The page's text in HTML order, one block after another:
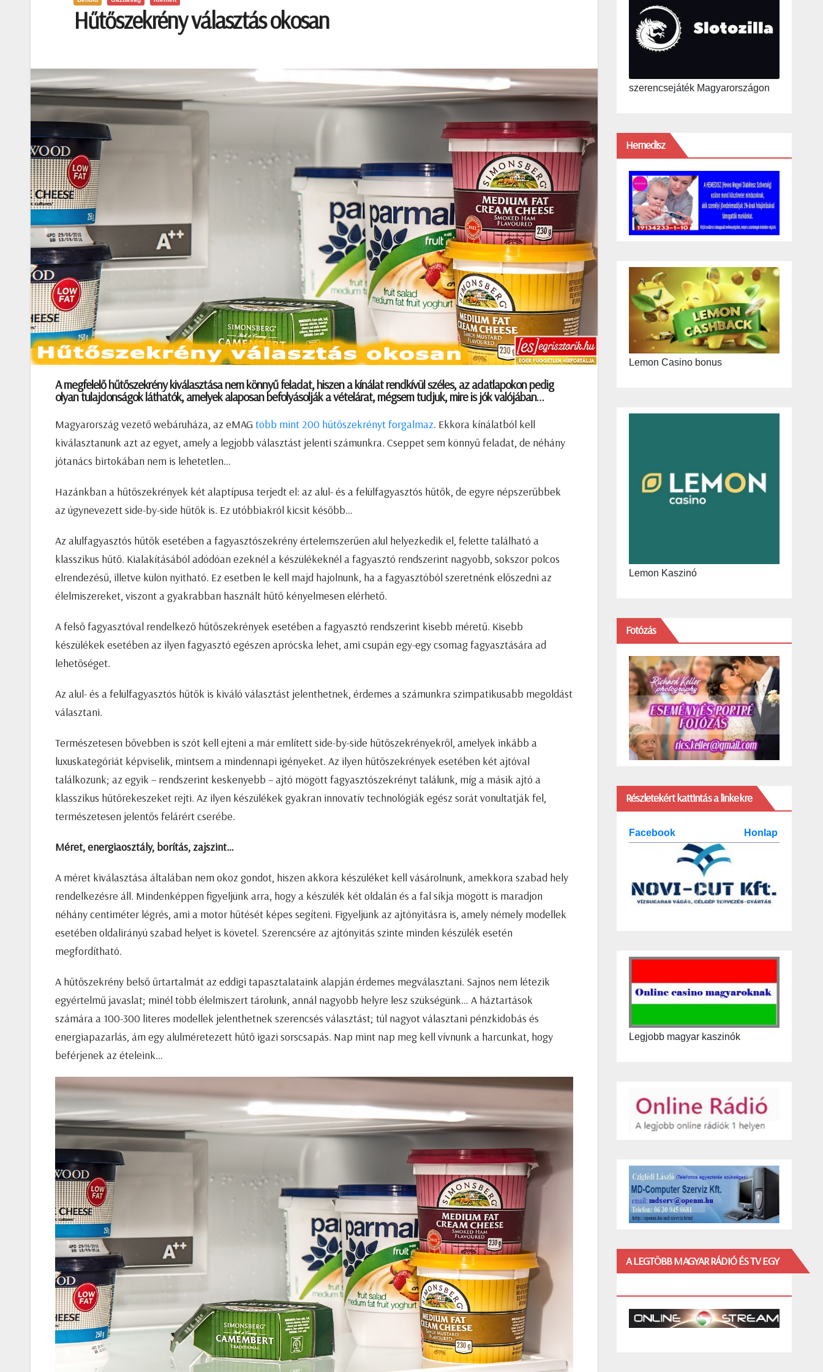
Hűtőszekrény választás okosan
A megfelelő hűtőszekrény kiválasztása nem könnyű feladat, hiszen a kínálat rendkívül széles, az adatlapokon pedig
olyan tulajdonságok láthatók, amelyek alaposan befolyásolják a vételárat, mégsem tudjuk, mire is jók valójában…
Magyarország vezető webáruháza, az eMAG több mint 200 hűtőszekrényt forgalmaz. Ekkora kínálatból kell
kiválasztanunk azt az egyet, amely a legjobb választást jelenti számunkra. Cseppet sem könnyű feladat, de néhány
jótanács birtokában nem is lehetetlen…
Hazánkban a hűtőszekrények két alaptípusa terjedt el: az alul- és a felülfagyasztós hűtők, de egyre népszerűbbek
az úgynevezett side-by-side hűtők is. Ez utóbbiakról kicsit később…
Az alulfagyasztós hűtők esetében a fagyasztószekrény értelemszerűen alul helyezkedik el, felette található a
klasszikus hűtő. Kialakításából adódóan ezeknél a készülékeknél a fagyasztó rendszerint nagyobb, sokszor polcos
elrendezésű, illetve külön nyitható. Ez esetben le kell majd hajolnunk, ha a fagyasztóból szeretnénk előszedni az
élelmiszereket, viszont a gyakrabban használt hűtő kényelmesen elérhető.
A felső fagyasztóval rendelkező hűtőszekrények esetében a fagyasztó rendszerint kisebb méretű. Kisebb
készülékek esetében az ilyen fagyasztó egészen aprócska lehet, ami csupán egy-egy csomag fagyasztására ad
lehetőséget.
Az alul- és a felülfagyasztós hűtők is kiváló választást jelenthetnek, érdemes a számunkra szimpatikusabb megoldást
választani.
Természetesen bővebben is szót kell ejteni a már említett side-by-side hűtőszekrényekről, amelyek inkább a
luxuskategóriát képviselik, mintsem a mindennapi igényeket. Az ilyen hűtőszekrények esetében két ajtóval
találkozunk; az egyik – rendszerint keskenyebb – ajtó mögött fagyasztószekrényt találunk, míg a másik ajtó a
klasszikus hűtőrekeszeket rejti. Az ilyen készülékek gyakran innovatív technológiák egész sorát vonultatják fel,
természetesen jelentős felárért cserébe.
Méret, energiaosztály, borítás, zajszint…
A méret kiválasztása általában nem okoz gondot, hiszen akkora készüléket kell vásárolnunk, amekkora szabad hely
rendelkezésre áll. Mindenképpen figyeljünk arra, hogy a készülék két oldalán és a fal síkja mögött is maradjon
néhány centiméter légrés, ami a motor hűtését képes segíteni. Figyeljünk az ajtónyitásra is, amely némely modellek
esetében oldalirányú szabad helyet is követel. Szerencsére az ajtónyitás szinte minden készülék esetén
megfordítható.
A hűtőszekrény belső űrtartalmát az eddigi tapasztalataink alapján érdemes megválasztani. Sajnos nem létezik
egyértelmű javaslat; minél több élelmiszert tárolunk, annál nagyobb helyre lesz szükségünk… A háztartások
számára a 100-300 literes modellek jelenthetnek szerencsés választást; túl nagyot választani pénzkidobás és
energiapazarlás, ám egy alulméretezett hűtő igazi sorscsapás. Nap mint nap meg kell vívnunk a harcunkat, hogy
beférjenek az ételeink…
szerencsejáték Magyarországon
Hemedisz
Lemon Casino bonus
Lemon Kaszinó
Fotózás
Részletekért kattintás a linkekre
Facebook Honlap
Legjobb magyar kaszinók
A LEGTÖBB MAGYAR RÁDIÓ ÉS TV EGY